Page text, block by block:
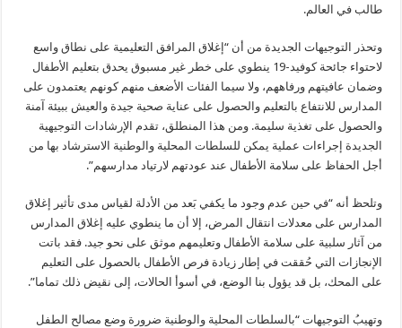
طالب في العالم.
وتحذر التوجيهات الجديدة من أن “إغلاق المرافق التعليمية على نطاق واسع
لاحتواء جائحة كوفيد-19 ينطوي على خطر غير مسبوق يحدق بتعليم الأطفال
وضمان عافيتهم ورفاههم، ولا سيما الفئات الأضعف منهم كونهم يعتمدون على
المدارس للانتفاع بالتعليم والحصول على عناية صحية جيدة والعيش ببيئة آمنة
والحصول على تغذية سليمة. ومن هذا المنطلق، تقدم الإرشادات التوجيهية
الجديدة إجراءات عملية يمكن للسلطات المحلية والوطنية الاسترشاد بها من
أجل الحفاظ على سلامة الأطفال عند عودتهم لارتياد مدارسهم”.
وتلحظ أنه “في حين عدم وجود ما يكفي بَعد من الأدلة لقياس مدى تأثير إغلاق
المدارس على معدلات انتقال المرض، إلا أن ما ينطوي عليه إغلاق المدارس
من آثار سلبية على سلامة الأطفال وتعليمهم موثق على نحو جيد. فقد باتت
الإنجازات التي حُققت في إطار زيادة فرص الأطفال بالحصول على التعليم
على المحك، بل قد يؤول بنا الوضع، في أسوأ الحالات، إلى نقيض ذلك تماما”.
وتهيبُ التوجيهات “بالسلطات المحلية والوطنية ضرورة وضع مصالح الطفل